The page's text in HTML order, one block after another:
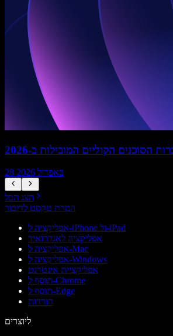
הסוכנים הקוליים המובילות ב-2026
28 באפריל 2026
הצג הכל
המרת טקסט לדיבור
אפליקציה ל-iPhone ול-iPad
אפליקציה לאנדרואיד
אפליקציה ל-Mac
אפליקציה ל-Windows
אפליקציית אינטרנט
תוסף ל-Chrome
תוסף ל-Edge
הורדות
ליוצרים